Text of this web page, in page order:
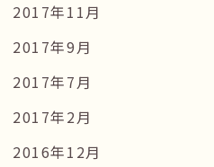
2017年11月
2017年9月
2017年7月
2017年2月
2016年12月